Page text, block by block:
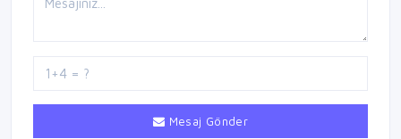
Mesaj Gönder